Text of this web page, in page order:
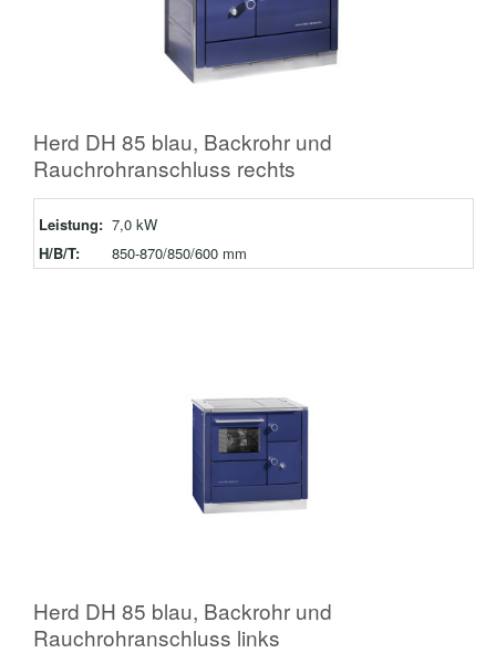
Herd DH 85 blau, Backrohr und
Rauchrohranschluss rechts
Leistung: 7,0 kW
H/B/T:
850-870/850/600 mm
Herd DH 85 blau, Backrohr und
Rauchrohranschluss links